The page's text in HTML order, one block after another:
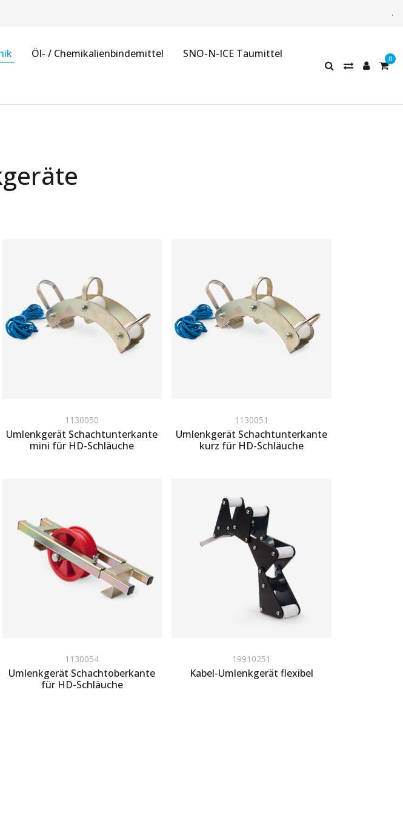
.
Öl- / Chemikalienbindemittel
SNO-N-ICE Taumittel
1130050
Umlenkgerät Schachtunterkante
mini für HD-Schläuche
1130051
Umlenkgerät Schachtunterkante
kurz für HD-Schläuche
1130054
Umlenkgerät Schachtoberkante
für HD-Schläuche
19910251
Kabel-Umlenkgerät flexibel